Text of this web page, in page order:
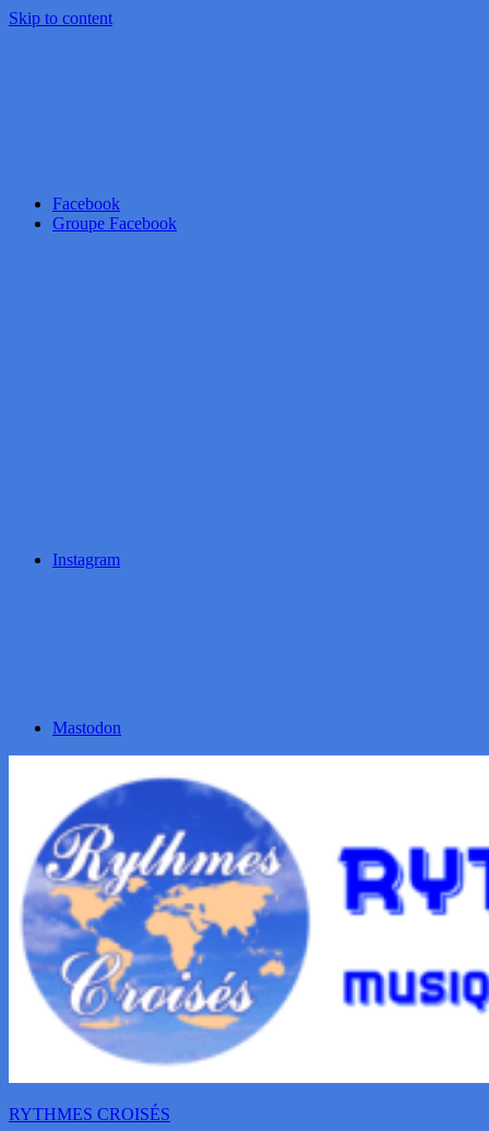
Skip to content
Facebook
Groupe Facebook
Instagram
Mastodon
RYTHMES CROISÉS